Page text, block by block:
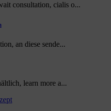
consultation, cialis o...
an diese sende...
learn more a...